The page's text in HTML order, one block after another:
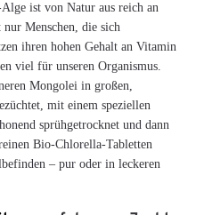
ist von Natur aus reich an
Menschen, die sich
ihren hohen Gehalt an Vitamin
viel für unseren Organismus.
Mongolei in großen,
mit einem speziellen
sprühgetrocknet und dann
Bio-Chlorella-Tabletten
– pur oder in leckeren